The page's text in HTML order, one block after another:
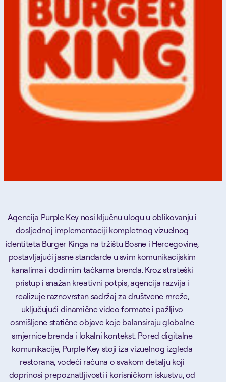
Agencija Purple Key nosi ključnu ulogu u oblikovanju i
dosljednoj implementaciji kompletnog vizuelnog
identiteta Burger Kinga na tržištu Bosne i Hercegovine,
postavljajući jasne standarde u svim komunikacijskim
kanalima i dodirnim tačkama brenda. Kroz strateški
pristup i snažan kreativni potpis, agencija razvija i
realizuje raznovrstan sadržaj za društvene mreže,
uključujući dinamične video formate i pažljivo
osmišljene statične objave koje balansiraju globalne
smjernice brenda i lokalni kontekst. Pored digitalne
komunikacije, Purple Key stoji iza vizuelnog izgleda
restorana, vodeći računa o svakom detalju koji
doprinosi prepoznatljivosti i korisničkom iskustvu, od